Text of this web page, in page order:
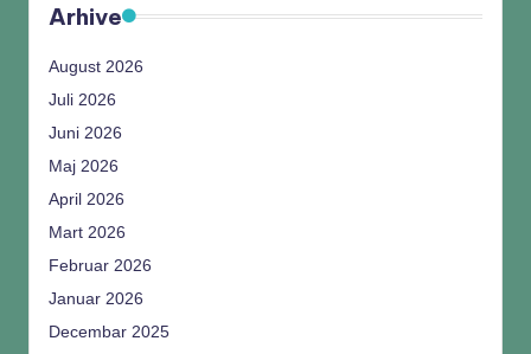
Arhive
August 2026
Juli 2026
Juni 2026
Maj 2026
April 2026
Mart 2026
Februar 2026
Januar 2026
Decembar 2025